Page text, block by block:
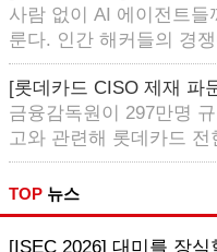
사람 없이 AI 에이전트들
룬다. 인간 해커들의 경
[롯데카드 CISO 제재
금융감독원이 297만명
고와 관련해 롯데카드 전
TOP 뉴스
[ISEC 2026] 대미를 장